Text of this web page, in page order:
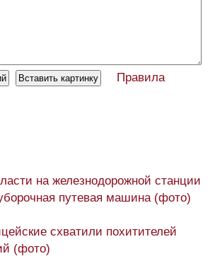
Правила
на железнодорожной станции
путевая машина (фото)
схватили похитителей
(фото)